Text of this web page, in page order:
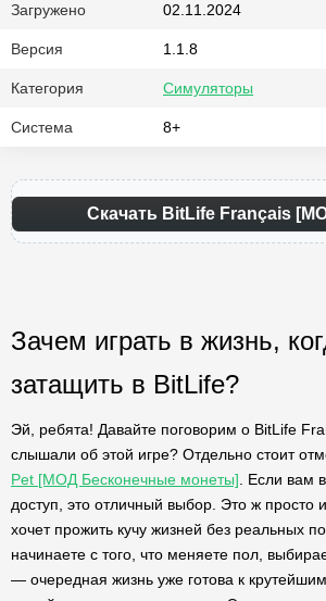
Загружено 02.11.2024
Версия 1.1.8
Категория Симуляторы
Система 8+
Скачать BitLife Français
Зачем играть в жизнь,
затащить в BitLife?
Эй, ребята! Давайте поговорим о BitLife
слышали об этой игре? Отдельно стоит
Pet [МОД Бесконечные монеты] . Если вам
доступ, это отличный выбор. Это ж просто
хочет прожить кучу жизней без реальных
начинаете с того, что меняете пол,
— очередная жизнь уже готова к